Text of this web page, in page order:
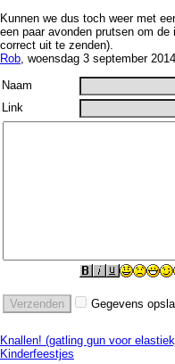
Kunnen we dus toch weer met
een paar avonden prutsen om
correct uit te zenden).
Rob, woensdag 3 september
Naam
Link
Gegevens
Knallen! (gatling gun voor
Kinderfeestjes